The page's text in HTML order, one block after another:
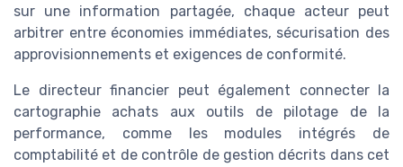
sur une information partagée, chaque acteur peut
arbitrer entre économies immédiates, sécurisation des
approvisionnements et exigences de conformité.
Le directeur financier peut également connecter la
cartographie achats aux outils de pilotage de la
performance, comme les modules intégrés de
comptabilité et de contrôle de gestion décrits dans cet